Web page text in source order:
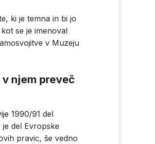
ki je temna in bi jo
se je imenoval
v Muzeju
njem preveč
1990/91 del
del Evropske
pravic, še vedno